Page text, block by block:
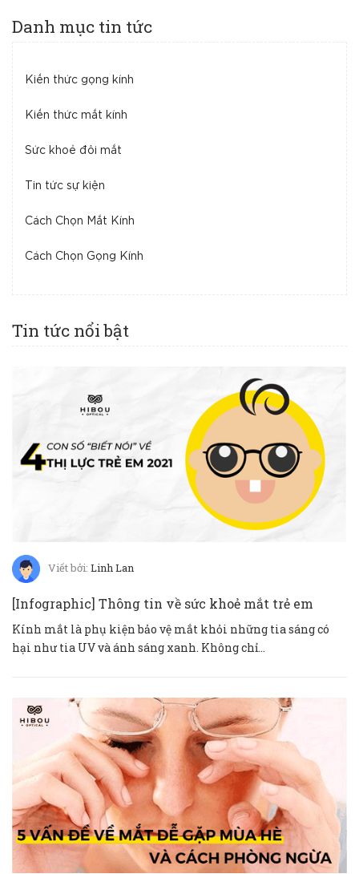
Danh mục tin tức
Kiến thức gọng kính
Kiến thức mắt kính
Sức khoẻ đôi mắt
Tin tức sự kiện
Cách Chọn Mắt Kính
Cách Chọn Gọng Kính
Tin tức nổi bật
Viết bởi: Linh Lan
[Infographic] Thông tin về sức khoẻ mắt trẻ em
Kính mắt là phụ kiện bảo vệ mắt khỏi những tia sáng có
hại như tia UV và ánh sáng xanh. Không chỉ...